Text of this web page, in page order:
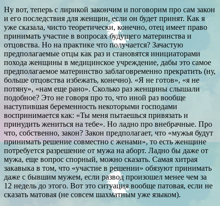
Ну вот, теперь с лирикой закончим и поговорим про сам закон
и его последствия для женщин, если он будет принят. Как я
уже сказала, чисто теоретически, конечно, отец имеет право
принимать участие в вопросах будущего материнства и
отцовства. Но на практике что получается? Зачастую
предполагаемые отцы как раз и становятся инициаторами
похода женщины в медицинское учреждение, дабы это самое
предполагаемое материнство заблаговременно прекратить (ну,
больше отцовства избежать, конечно). «Я не готов», «я не
потяну», «нам еще рано». Сколько раз женщины слышали
подобное? Это не говоря про то, что иной раз вообще
наступившая беременность некоторыми господами
воспринимается как: «Ты меня пытаешься привязать и
принудить жениться на тебе». Но ладно про внебрачные. Про
что, собственно, закон? Закон предполагает, что «мужья будут
принимать решение совместно с женами», то есть женщине
потребуется разрешение от мужа на аборт. Ладно бы даже от
мужа, еще вопрос спорный, можно сказать. Самая хитрая
закавыка в том, что «участие в решении» обязуют принимать
даже с бывшим мужем, если развод произошел менее чем за
12 недель до этого. Вот это ситуация вообще патовая, если не
сказать матовая (не совсем шахматным уже языком).